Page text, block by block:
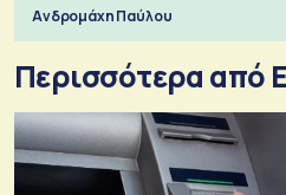
Ανδρομάχη Παύλου
Περισσότερα από